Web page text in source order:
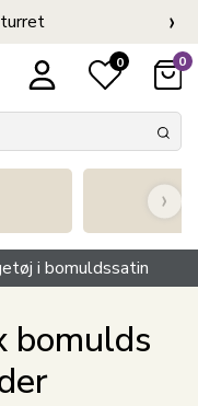
›
0 0
›
i bomuldssatin
bomulds